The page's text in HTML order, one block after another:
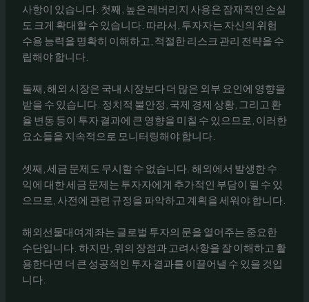
사항이 있습니다. 첫째, 높은 레버리지 사용은 잠재적인 손실
도 크게 확대할 수 있습니다. 따라서, 투자자는 자신의 위험
수용 능력을 명확히 이해하고, 적절한 리스크 관리 전략을 수
립해야 합니다.
둘째, 해외 시장은 국내 시장보다 더 많은 외부 요인에 영향을
받을 수 있습니다. 정치적 불안정, 국제 경제 상황, 그리고 환
율 변동 등이 투자 결과에 큰 영향을 미칠 수 있으므로, 이러한
요소들을 지속적으로 모니터링해야 합니다.
셋째, 세금 문제도 무시할 수 없습니다. 해외에서 발생한 수
익에 대한 세금 문제는 투자자에게 추가적인 부담이 될 수 있
으므로, 사전에 관련 규정을 파악하고 계획을 세워야 합니다.
해외선물대여계좌는 글로벌 투자의 문을 열어주는 중요한
수단입니다. 하지만, 위의 장점과 고려사항을 잘 이해하고 활
용한다면 더 큰 성공적인 투자 결과를 이끌어낼 수 있을 것입
니다.